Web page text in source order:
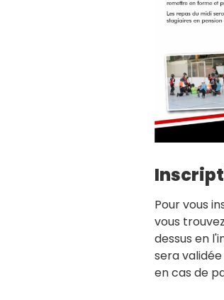
Pour vous
vous
dessus en
sera
en cas de